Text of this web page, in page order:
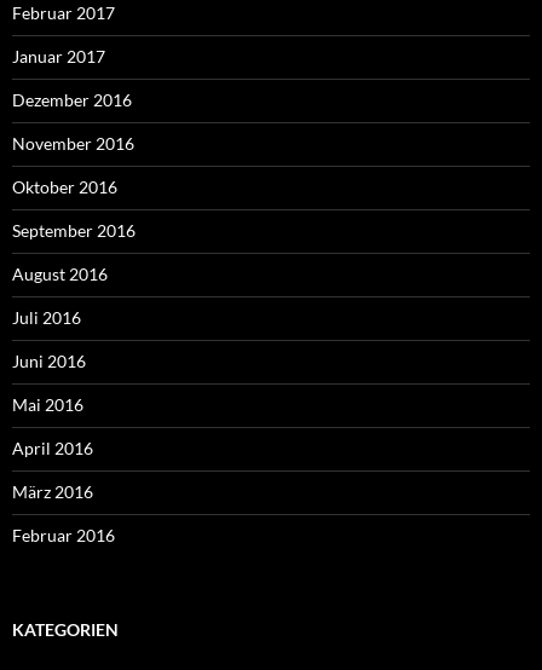
Februar 2017
Januar 2017
Dezember 2016
November 2016
Oktober 2016
September 2016
August 2016
Juli 2016
Juni 2016
Mai 2016
April 2016
März 2016
Februar 2016
KATEGORIEN